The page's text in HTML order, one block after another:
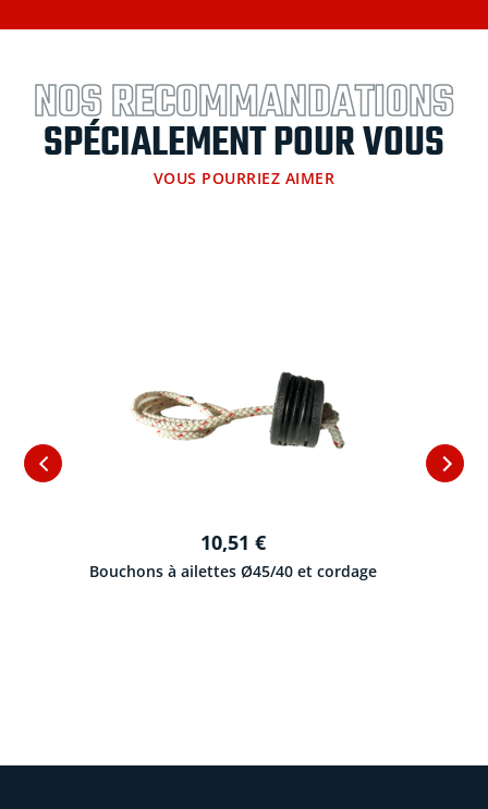
M8
NOS RECOMMANDATIONS
SPÉCIALEMENT POUR VOUS
VOUS POURRIEZ AIMER
10,51 €
Bouchons à ailettes Ø45/40 et cordage